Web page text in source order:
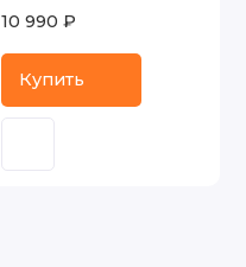
10 990 ₽
Купить